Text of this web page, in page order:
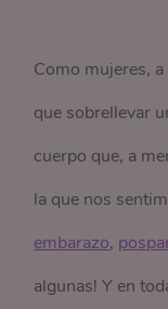
Como mujeres,
que sobrellevar
cuerpo que, a
la que nos
embarazo,
algunas! Y en